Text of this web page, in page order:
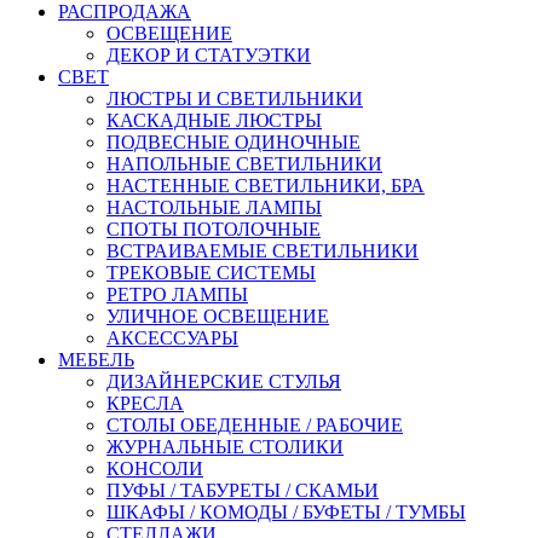
РАСПРОДАЖА
ОСВЕЩЕНИЕ
ДЕКОР И СТАТУЭТКИ
CВЕТ
ЛЮСТРЫ И СВЕТИЛЬНИКИ
КАСКАДНЫЕ ЛЮСТРЫ
ПОДВЕСНЫЕ ОДИНОЧНЫЕ
НАПОЛЬНЫЕ СВЕТИЛЬНИКИ
НАСТЕННЫЕ СВЕТИЛЬНИКИ, БРА
НАСТОЛЬНЫЕ ЛАМПЫ
СПОТЫ ПОТОЛОЧНЫЕ
ВСТРАИВАЕМЫЕ СВЕТИЛЬНИКИ
ТРЕКОВЫЕ СИСТЕМЫ
РЕТРО ЛАМПЫ
УЛИЧНОЕ ОСВЕЩЕНИЕ
АКСЕССУАРЫ
МЕБЕЛЬ
ДИЗАЙНЕРСКИЕ СТУЛЬЯ
КРЕСЛА
СТОЛЫ ОБЕДЕННЫЕ / РАБОЧИЕ
ЖУРНАЛЬНЫЕ СТОЛИКИ
КОНСОЛИ
ПУФЫ / ТАБУРЕТЫ / СКАМЬИ
ШКАФЫ / КОМОДЫ / БУФЕТЫ / ТУМБЫ
СТЕЛЛАЖИ